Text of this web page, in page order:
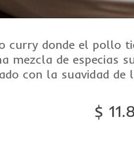
curry donde el pollo
mezcla de especias
con la suavidad
$